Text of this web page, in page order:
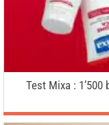
Test Mixa :